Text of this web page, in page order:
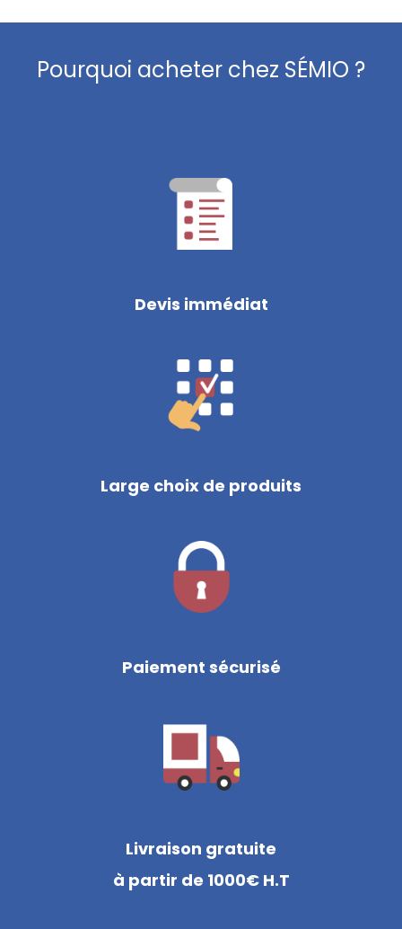
Pourquoi acheter chez SÉMIO ?
Devis immédiat
Large choix de produits
Paiement sécurisé
Livraison gratuite
à partir de 1000€ H.T